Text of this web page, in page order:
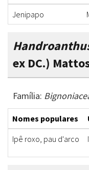
Jenipapo
ex DC.)
Família:
Nomes populares
Ipê roxo, pau d'arco